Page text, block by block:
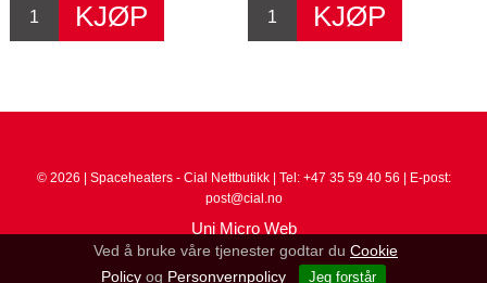
Ved å bruke våre tjenester godtar du Cookie
Policy og Personvernpolicy Jeg forstår
© 2026 | Spaceheaters - Cial Nettbutikk | Tel: +47 35 59 40 56 | E-post:
post@cial.no
Uni Micro Web